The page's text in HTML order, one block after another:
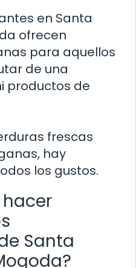
en Santa
ofrecen
para aquellos
de una
productos de
frescas
hay
los gustos.
hacer
Santa